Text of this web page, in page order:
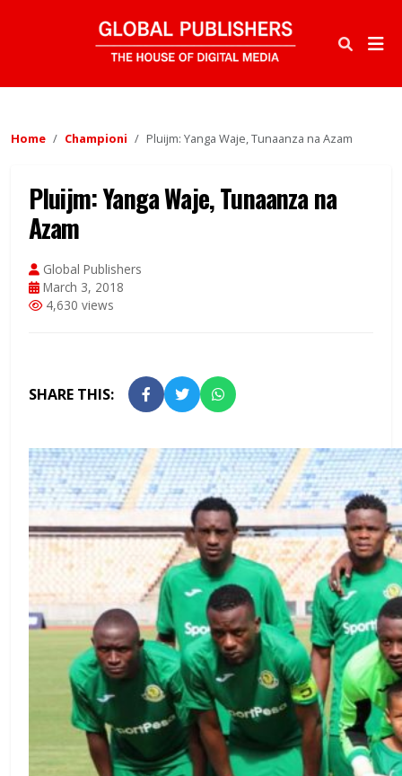
Home Championi Pluijm: Yanga Waje, Tunaanza na Azam
Pluijm: Yanga Waje, Tunaanza na
Azam
Global Publishers
March 3, 2018
4,630 views
SHARE THIS: